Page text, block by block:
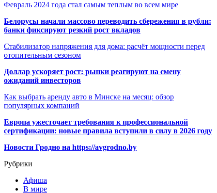
Февраль 2024 года стал самым теплым во всем мире
Белорусы начали массово переводить сбережения в рубли:
банки фиксируют резкий рост вкладов
Стабилизатор напряжения для дома: расчёт мощности перед
отопительным сезоном
Доллар ускоряет рост: рынки реагируют на смену
ожиданий инвесторов
Как выбрать аренду авто в Минске на месяц: обзор
популярных компаний
Европа ужесточает требования к профессиональной
сертификации: новые правила вступили в силу в 2026 году
Новости Гродно на https://avgrodno.by
Рубрики
Афиша
В мире